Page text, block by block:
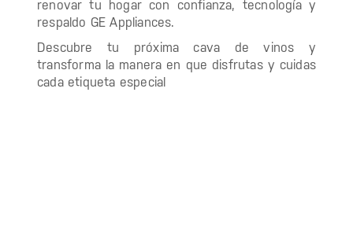
renovar tu hogar con confianza, tecnología y
respaldo GE Appliances.
Descubre tu próxima cava de vinos y
transforma la manera en que disfrutas y cuidas
cada etiqueta especial